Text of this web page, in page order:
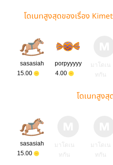
โดเนทสูงสุดของเรื่อง
sasasiah
15.00
porpyyyyy
4.00
มาโดเน
ทกัน
โดเนทสูง
sasasiah
15.00
มาโดเน
ทกัน
มาโดเน
ทกัน